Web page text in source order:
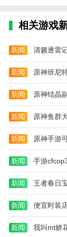
相关游戏
新闻 清籁逐雷
新闻 原神班尼
新闻 原神结晶
新闻 原神鱼群
新闻 原神手游
新闻 手游
新闻 王者春日
新闻 便宜时装
新闻 我叫mt娇